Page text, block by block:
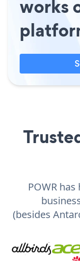
works
POWR
(besides